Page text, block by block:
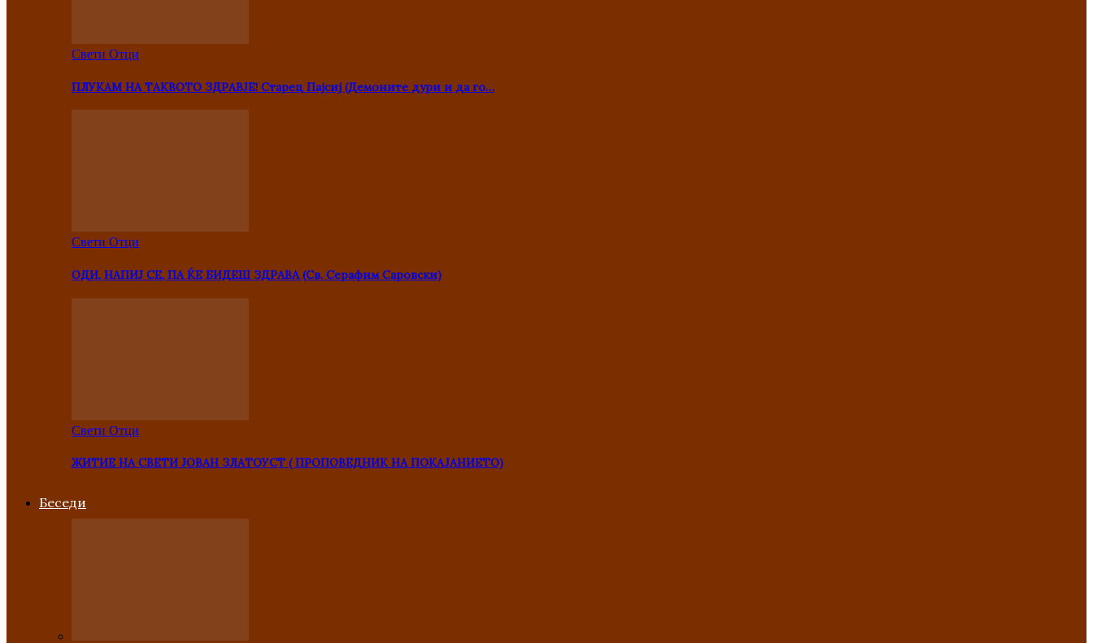
Свети Отци
ПЛУКАМ НА ТАКВОТО ЗДРАВЈЕ! Старец Пајсиј (Демоните дури и да го…
Свети Отци
ОДИ, НАПИЈ СЕ, ПА ЌЕ БИДЕШ ЗДРАВА (Св. Серафим Саровски)
Свети Отци
ЖИТИЕ НА СВЕТИ ЈОВАН ЗЛАТОУСТ ( ПРОПОВЕДНИК НА ПОКАЈАНИЕТО)
Беседи